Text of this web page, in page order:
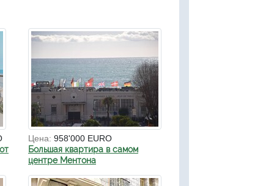
Цена: 958'000 EURO
Большая квартира в самом
центре Ментона